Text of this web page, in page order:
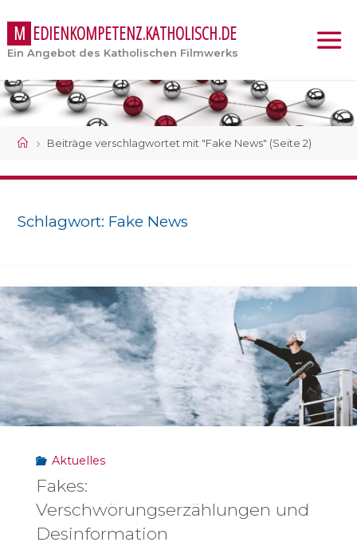
M EDIENKOMPETENZ.KATHOLISCH.DE
Ein Angebot des Katholischen Filmwerks
StartBeiträge verschlagwortet mit "Fake News" (Seite 2)
Schlagwort: Fake News
Aktuelles
Fakes:
Verschwörungserzählungen und
Desinformation